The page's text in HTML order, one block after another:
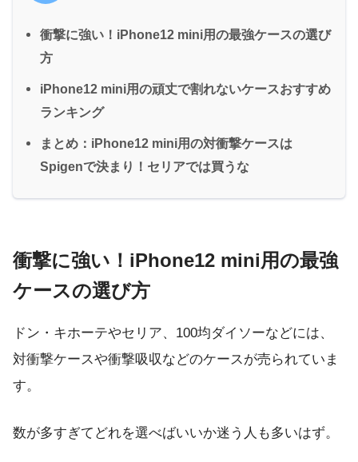
衝撃に強い！iPhone12 mini用の最強ケースの選び
方
iPhone12 mini用の頑丈で割れないケースおすすめ
ランキング
まとめ：iPhone12 mini用の対衝撃ケースは
Spigenで決まり！セリアでは買うな
衝撃に強い！iPhone12 mini用の最強
ケースの選び方
ドン・キホーテやセリア、100均ダイソーなどには、
対衝撃ケースや衝撃吸収などのケースが売られていま
す。
数が多すぎてどれを選べばいいか迷う人も多いはず。